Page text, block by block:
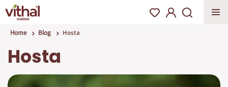
Home Blog Hosta
Hosta